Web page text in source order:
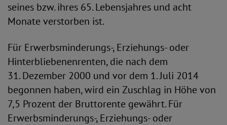
seines bzw. ihres 65. Lebensjahres und acht
Monate verstorben ist.
Für Erwerbsminderungs-, Erziehungs- oder
Hinterbliebenenrenten, die nach dem
31. Dezember 2000 und vor dem 1. Juli 2014
begonnen haben, wird ein Zuschlag in Höhe von
7,5 Prozent der Bruttorente gewährt. Für
Erwerbsminderungs-, Erziehungs- oder